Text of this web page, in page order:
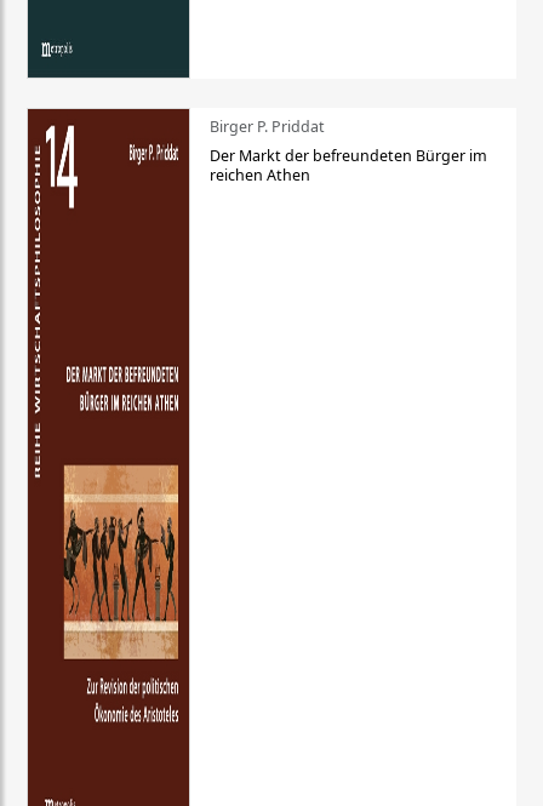
Birger P. Priddat
Der Markt der befreundeten Bürger im
reichen Athen